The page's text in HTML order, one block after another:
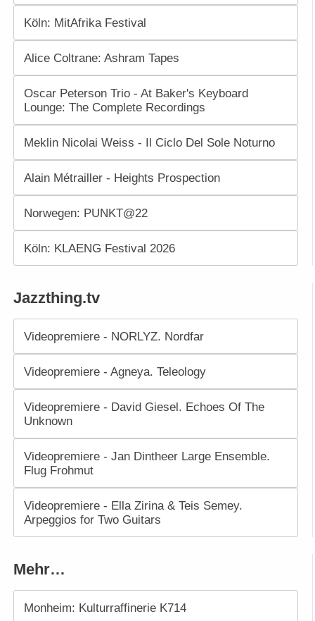
Köln: MitAfrika Festival
Alice Coltrane: Ashram Tapes
Oscar Peterson Trio - At Baker's Keyboard
Lounge: The Complete Recordings
Meklin Nicolai Weiss - Il Ciclo Del Sole Noturno
Alain Métrailler - Heights Prospection
Norwegen: PUNKT@22
Köln: KLAENG Festival 2026
Jazzthing.tv
Videopremiere - NORLYZ. Nordfar
Videopremiere - Agneya. Teleology
Videopremiere - David Giesel. Echoes Of The
Unknown
Videopremiere - Jan Dintheer Large Ensemble.
Flug Frohmut
Videopremiere - Ella Zirina & Teis Semey.
Arpeggios for Two Guitars
Mehr…
Monheim: Kulturraffinerie K714